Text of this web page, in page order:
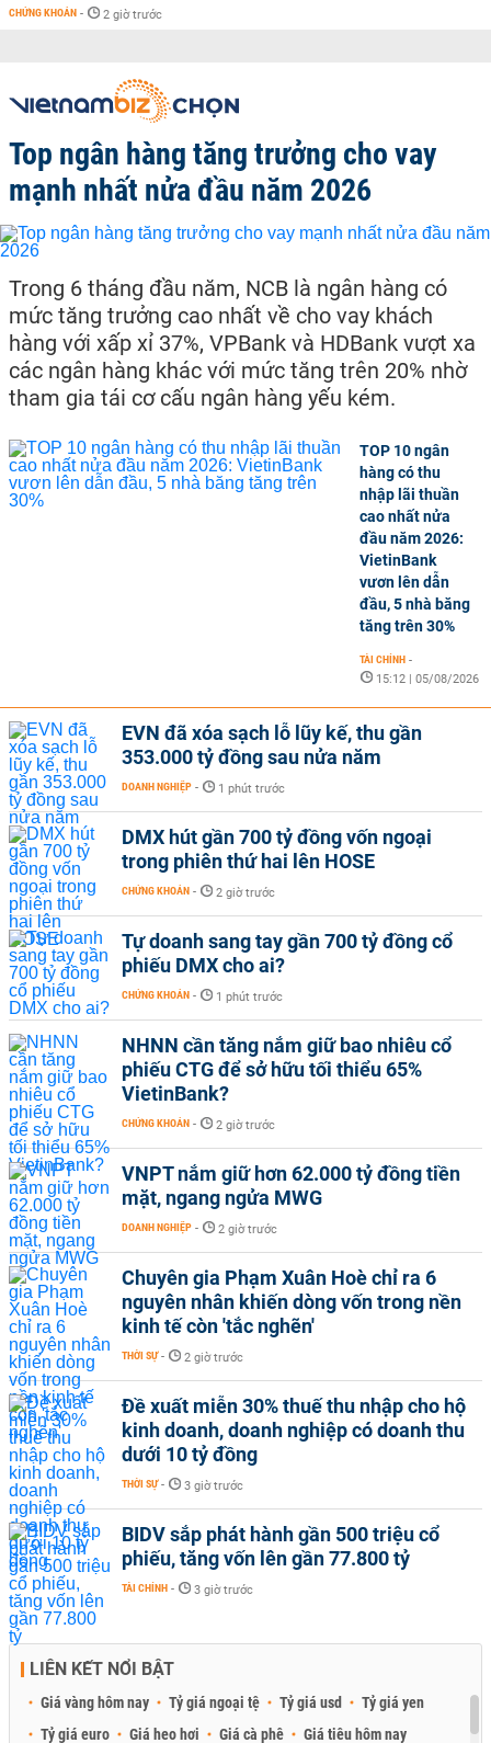
CHỨNG KHOÁN - 2 giờ trước
Top ngân hàng tăng trưởng cho vay
mạnh nhất nửa đầu năm 2026
Trong 6 tháng đầu năm, NCB là ngân hàng có
mức tăng trưởng cao nhất về cho vay khách
hàng với xấp xỉ 37%, VPBank và HDBank vượt xa
các ngân hàng khác với mức tăng trên 20% nhờ
tham gia tái cơ cấu ngân hàng yếu kém.
TOP 10 ngân
hàng có thu
nhập lãi thuần
cao nhất nửa
đầu năm 2026:
VietinBank
vươn lên dẫn
đầu, 5 nhà băng
tăng trên 30%
TÀI CHÍNH -
15:12 | 05/08/2026
EVN đã xóa sạch lỗ lũy kế, thu gần
353.000 tỷ đồng sau nửa năm
DOANH NGHIỆP - 1 phút trước
DMX hút gần 700 tỷ đồng vốn ngoại
trong phiên thứ hai lên HOSE
CHỨNG KHOÁN - 2 giờ trước
Tự doanh sang tay gần 700 tỷ đồng cổ
phiếu DMX cho ai?
CHỨNG KHOÁN - 1 phút trước
NHNN cần tăng nắm giữ bao nhiêu cổ
phiếu CTG để sở hữu tối thiểu 65%
VietinBank?
CHỨNG KHOÁN - 2 giờ trước
VNPT nắm giữ hơn 62.000 tỷ đồng tiền
mặt, ngang ngửa MWG
DOANH NGHIỆP - 2 giờ trước
Chuyên gia Phạm Xuân Hoè chỉ ra 6
nguyên nhân khiến dòng vốn trong nền
kinh tế còn 'tắc nghẽn'
THỜI SỰ - 2 giờ trước
Đề xuất miễn 30% thuế thu nhập cho hộ
kinh doanh, doanh nghiệp có doanh thu
dưới 10 tỷ đồng
THỜI SỰ - 3 giờ trước
BIDV sắp phát hành gần 500 triệu cổ
phiếu, tăng vốn lên gần 77.800 tỷ
TÀI CHÍNH - 3 giờ trước
LIÊN KẾT NỔI BẬT
Giá vàng hôm nay Tỷ giá ngoại tệ Tỷ giá usd
Tỷ giá yen
Tỷ giá euro
Giá heo hơi Giá cà phê Giá tiêu hôm nay